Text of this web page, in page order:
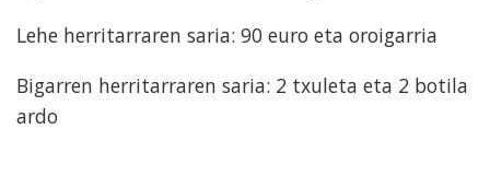
Lehe herritarraren saria: 90 euro eta oroigarria
Bigarren herritarraren saria: 2 txuleta eta 2 botila
ardo